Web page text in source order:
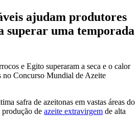
ajudam produtores
superar uma temporada
e Egito superaram a seca e o calor
no Concurso Mundial de Azeite
safra de azeitonas em vastas áreas do
de azeite extravirgem de alta